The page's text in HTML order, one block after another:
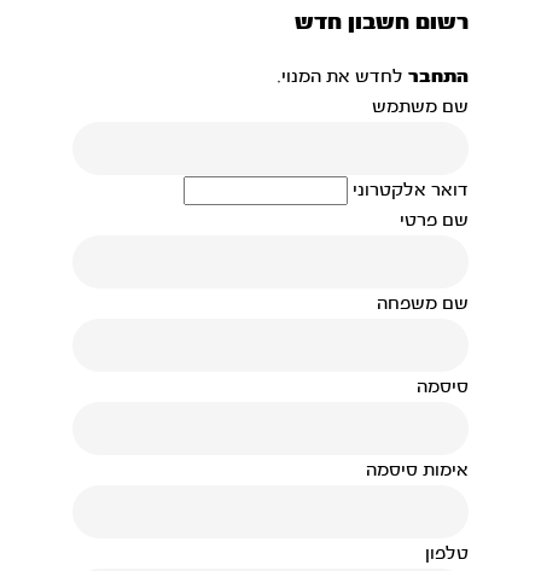
רשום חשבון חדש
התחבר לחדש את המנוי.
שם משתמש
דואר אלקטרוני
שם פרטי
שם משפחה
סיסמה
אימות סיסמה
טלפון